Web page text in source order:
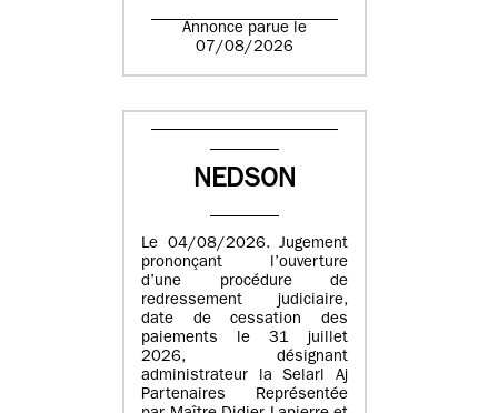
Annonce parue le
07/08/2026
NEDSON
Le 04/08/2026. Jugement
prononçant l’ouverture
d’une procédure de
redressement judiciaire,
date de cessation des
paiements le 31 juillet
2026, désignant
administrateur la Selarl Aj
Partenaires Représentée